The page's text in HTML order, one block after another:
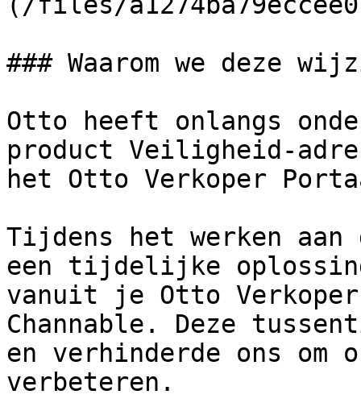
### Waarom we deze
Otto heeft onlangs
product Veiligheid-
het Otto Verkoper
Tijdens het werken aan
een tijdelijke oplossing
vanuit je Otto
Channable. Deze
en verhinderde ons
verbeteren.